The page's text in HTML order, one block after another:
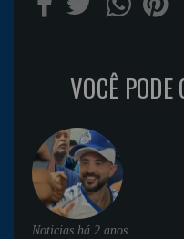
VOCÊ
Noticias há 2 anos